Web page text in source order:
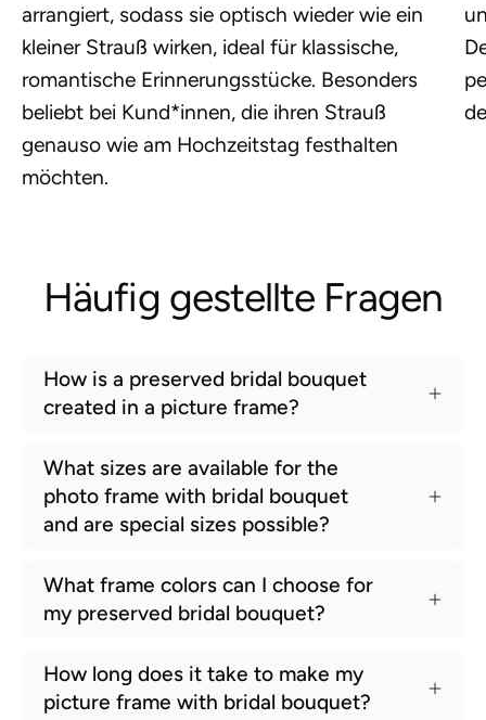
arrangiert, sodass sie optisch wieder wie ein
kleiner Strauß wirken, ideal für klassische,
romantische Erinnerungsstücke. Besonders
beliebt bei Kund*innen, die ihren Strauß
genauso wie am Hochzeitstag festhalten
möchten.
Häufig gestellte Fragen
How is a preserved bridal bouquet
created in a picture frame?
What sizes are available for the
photo frame with bridal bouquet
and are special sizes possible?
What frame colors can I choose for
my preserved bridal bouquet?
How long does it take to make my
picture frame with bridal bouquet?